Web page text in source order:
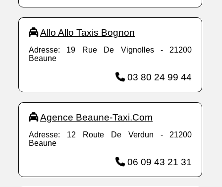
Allo Allo Taxis Bognon
Adresse: 19 Rue De Vignolles - 21200
Beaune
03 80 24 99 44
Agence Beaune-Taxi.Com
Adresse: 12 Route De Verdun - 21200
Beaune
06 09 43 21 31